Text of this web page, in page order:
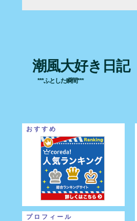
潮風大好き日記
***ふとした瞬間***
おすすめ
プロフィール